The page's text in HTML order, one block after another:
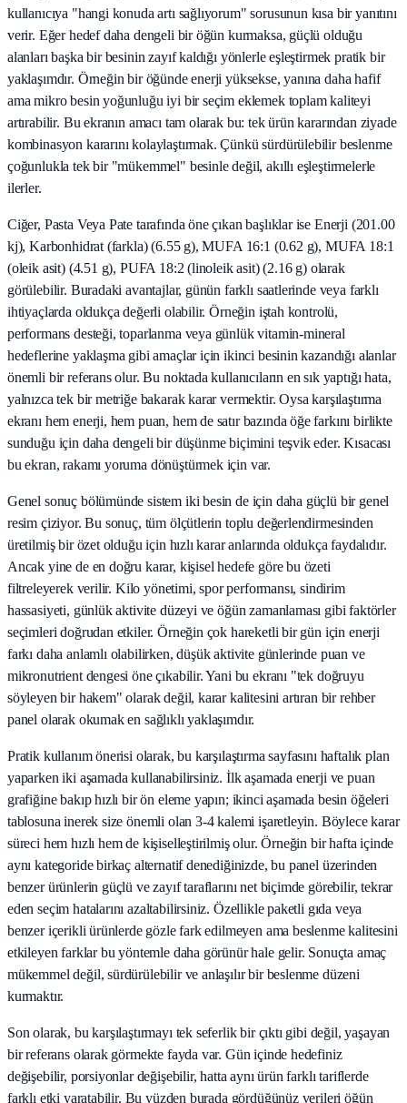
kullanıcıya "hangi konuda artı sağlıyorum" sorusunun kısa bir yanıtını
verir. Eğer hedef daha dengeli bir öğün kurmaksa, güçlü olduğu
alanları başka bir besinin zayıf kaldığı yönlerle eşleştirmek pratik bir
yaklaşımdır. Örneğin bir öğünde enerji yüksekse, yanına daha hafif
ama mikro besin yoğunluğu iyi bir seçim eklemek toplam kaliteyi
artırabilir. Bu ekranın amacı tam olarak bu: tek ürün kararından ziyade
kombinasyon kararını kolaylaştırmak. Çünkü sürdürülebilir beslenme
çoğunlukla tek bir "mükemmel" besinle değil, akıllı eşleştirmelerle
ilerler.
Ciğer, Pasta Veya Pate tarafında öne çıkan başlıklar ise Enerji (201.00
kj), Karbonhidrat (farkla) (6.55 g), MUFA 16:1 (0.62 g), MUFA 18:1
(oleik asit) (4.51 g), PUFA 18:2 (linoleik asit) (2.16 g) olarak
görülebilir. Buradaki avantajlar, günün farklı saatlerinde veya farklı
ihtiyaçlarda oldukça değerli olabilir. Örneğin iştah kontrolü,
performans desteği, toparlanma veya günlük vitamin-mineral
hedeflerine yaklaşma gibi amaçlar için ikinci besinin kazandığı alanlar
önemli bir referans olur. Bu noktada kullanıcıların en sık yaptığı hata,
yalnızca tek bir metriğe bakarak karar vermektir. Oysa karşılaştırma
ekranı hem enerji, hem puan, hem de satır bazında öğe farkını birlikte
sunduğu için daha dengeli bir düşünme biçimini teşvik eder. Kısacası
bu ekran, rakamı yoruma dönüştürmek için var.
Genel sonuç bölümünde sistem iki besin de için daha güçlü bir genel
resim çiziyor. Bu sonuç, tüm ölçütlerin toplu değerlendirmesinden
üretilmiş bir özet olduğu için hızlı karar anlarında oldukça faydalıdır.
Ancak yine de en doğru karar, kişisel hedefe göre bu özeti
filtreleyerek verilir. Kilo yönetimi, spor performansı, sindirim
hassasiyeti, günlük aktivite düzeyi ve öğün zamanlaması gibi faktörler
seçimleri doğrudan etkiler. Örneğin çok hareketli bir gün için enerji
farkı daha anlamlı olabilirken, düşük aktivite günlerinde puan ve
mikronutrient dengesi öne çıkabilir. Yani bu ekranı "tek doğruyu
söyleyen bir hakem" olarak değil, karar kalitesini artıran bir rehber
panel olarak okumak en sağlıklı yaklaşımdır.
Pratik kullanım önerisi olarak, bu karşılaştırma sayfasını haftalık plan
yaparken iki aşamada kullanabilirsiniz. İlk aşamada enerji ve puan
grafiğine bakıp hızlı bir ön eleme yapın; ikinci aşamada besin öğeleri
tablosuna inerek size önemli olan 3-4 kalemi işaretleyin. Böylece karar
süreci hem hızlı hem de kişiselleştirilmiş olur. Örneğin bir hafta içinde
aynı kategoride birkaç alternatif denediğinizde, bu panel üzerinden
benzer ürünlerin güçlü ve zayıf taraflarını net biçimde görebilir, tekrar
eden seçim hatalarını azaltabilirsiniz. Özellikle paketli gıda veya
benzer içerikli ürünlerde gözle fark edilmeyen ama beslenme kalitesini
etkileyen farklar bu yöntemle daha görünür hale gelir. Sonuçta amaç
mükemmel değil, sürdürülebilir ve anlaşılır bir beslenme düzeni
kurmaktır.
Son olarak, bu karşılaştırmayı tek seferlik bir çıktı gibi değil, yaşayan
bir referans olarak görmekte fayda var. Gün içinde hedefiniz
değişebilir, porsiyonlar değişebilir, hatta aynı ürün farklı tariflerde
farklı etki yaratabilir. Bu yüzden burada gördüğünüz verileri öğün